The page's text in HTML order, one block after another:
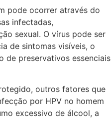
pode ocorrer através do
infectadas,
sexual. O vírus pode ser
de sintomas visíveis, o
de preservativos essenciais
outros fatores que
por HPV no homem
excessivo de álcool, a